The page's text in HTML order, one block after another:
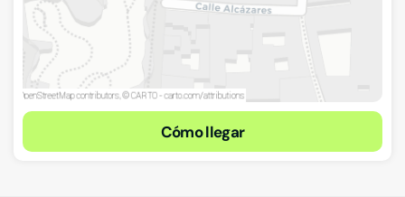
Cómo llegar